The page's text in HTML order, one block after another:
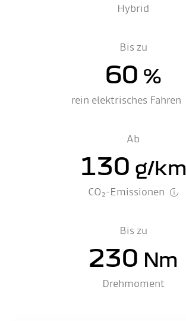
Hybrid
Bis zu
60 %
rein elektrisches Fahren
Ab
130 g/km
CO₂-Emissionen
Bis zu
230 Nm
Drehmoment